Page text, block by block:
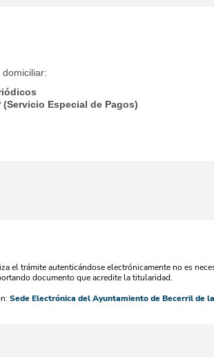
Especial de Pagos)
el trámite autenticándose electrónicamente no es
documento que acredite la titularidad.
Sede Electrónica del Ayuntamiento de Becerril de